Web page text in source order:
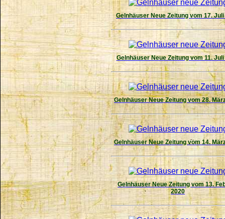
Gelnhäuser Neue Zeitung vom 17.
Gelnhäuser Neue Zeitung vom 11. Juli
Gelnhäuser Neue Zeitung vom 28.
Gelnhäuser Neue Zeitung vom 14.
Gelnhäuser Neue Zeitung vom 13.
2020